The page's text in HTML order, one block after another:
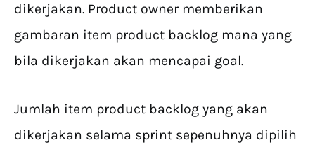
dikerjakan. Product owner memberikan
gambaran item product backlog mana yang
bila dikerjakan akan mencapai goal.
Jumlah item product backlog yang akan
dikerjakan selama sprint sepenuhnya dipilih